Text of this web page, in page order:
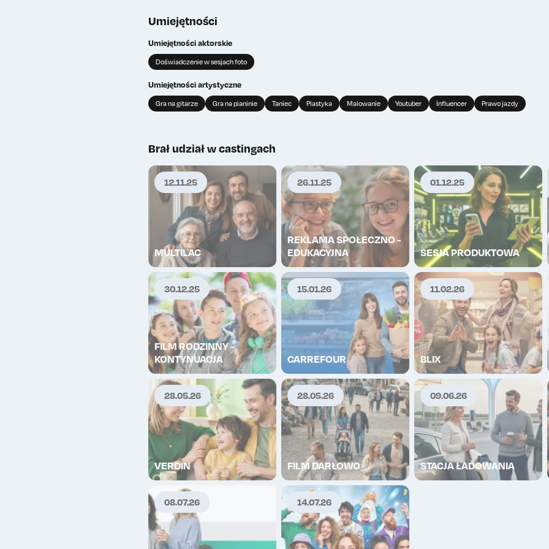
0
TOP
0 Wykup lajki 0 Wykup lajki
TOP TOP
Umiejętności
Umiejętności aktorskie
Doświadczenie w sesjach foto
Umiejętności artystyczne
Gra na gitarze Gra na pianinie Taniec Plastyka Malowanie Youtuber Influencer Prawo jazdy
Brał udział w castingach
12.11.25
MULTILAC
26.11.25
REKLAMA SPOŁECZNO -
EDUKACYJNA
01.12.25
SESJA PRODUKTOWA
30.12.25
FILM RODZINNY -
KONTYNUACJA
15.01.26
CARREFOUR
11.02.26
BLIX
28.05.26
VERDIN
28.05.26
FILM DARŁOWO
09.06.26
STACJA ŁADOWANIA
08.07.26 14.07.26